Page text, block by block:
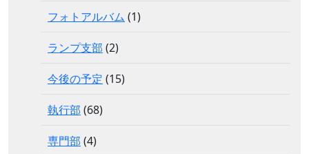
フォトアルバム (1)
ランプ支部 (2)
今後の予定 (15)
執行部 (68)
専門部 (4)